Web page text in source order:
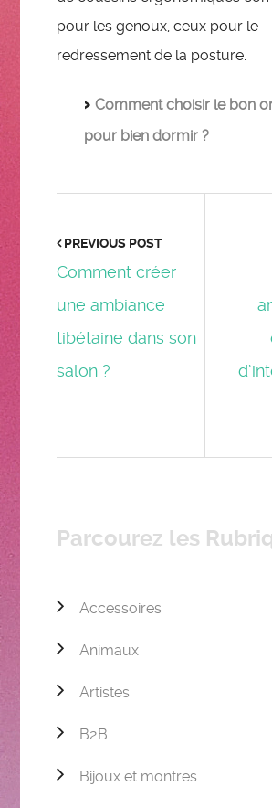
pour les genoux, ceux pour le
redressement de la posture.
Comment choisir le bon
pour bien dormir ?
PREVIOUS POST
Comment créer
une ambiance
tibétaine dans son
salon ?
Parcourez les
Accessoires
Animaux
Artistes
B2B
Bijoux et montres